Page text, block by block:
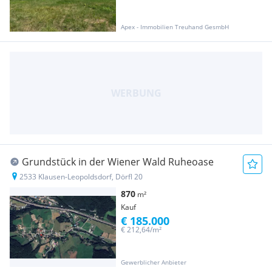
Apex - Immobilien Treuhand GesmbH
Grundstück in der Wiener Wald Ruheoase
2533 Klausen-Leopoldsdorf, Dörfl 20
870 m²
Kauf
Gewerblicher Anbieter
€ 212,64/m²
€ 185.000